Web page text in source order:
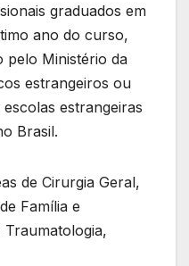
graduados em
ano do curso,
pelo Ministério da
estrangeiros ou
estrangeiras
Brasil.
de Cirurgia Geral,
Família e
Traumatologia,